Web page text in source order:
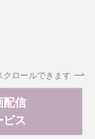
クロールできます
配信
ビス